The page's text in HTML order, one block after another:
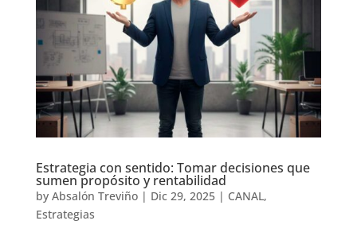
Estrategia con sentido: Tomar decisiones que
sumen propósito y rentabilidad
by Absalón Treviño| Dic 29, 2025| CANAL,
Estrategias